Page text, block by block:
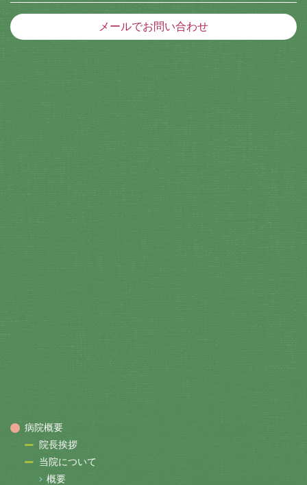
メールでお問い合わせ
病院概要
院長挨拶
当院について
概要